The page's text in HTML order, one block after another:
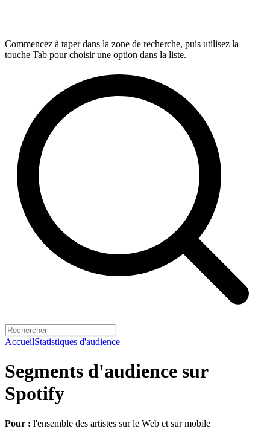
Commencez à taper dans la zone de recherche, puis utilisez la
touche Tab pour choisir une option dans la liste.
AccueilStatistiques d'audience
Segments d'audience sur
Spotify
Pour : l'ensemble des artistes sur le Web et sur mobile